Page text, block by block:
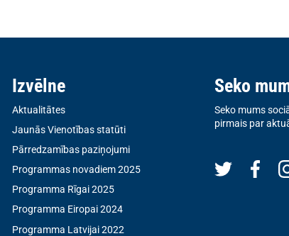
Izvēlne
Aktualitātes
Jaunās Vienotības statūti
Pārredzamības paziņojumi
Programmas novadiem 2025
Programma Rīgai 2025
Programma Eiropai 2024
Programma Latvijai 2022
Seko
Seko mums
pirmais par